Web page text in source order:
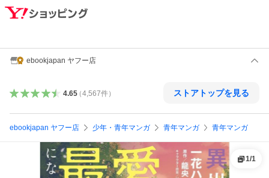
ebookjapan ヤフー店
4.65（4,567件） ストアトップを見る
ebookjapan ヤフー店 少年・青年マンガ 青年マンガ 青年マンガ
1/1